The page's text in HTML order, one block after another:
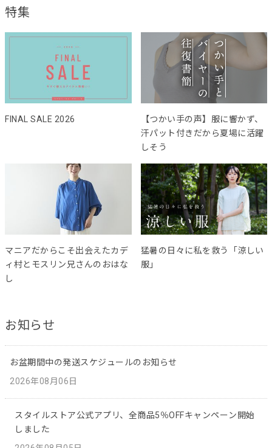
特集
FINAL SALE 2026
【つかい手の声】服に響かず、
汗パット付きだから夏場に活躍
しそう
マニアだからこそ出会えたカデ
ィ村とモスリン兄さんのおはな
し
猛暑の日々に私を救う「涼しい
服」
お知らせ
お盆期間中の発送スケジュールのお知らせ
2026年08月06日
スタイルストア公式アプリ、全商品5％OFFキャンペーン開始
しました